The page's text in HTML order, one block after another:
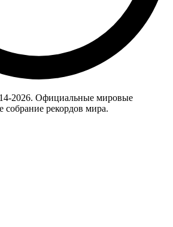
2026. Официальные мировые
собрание рекордов мира.